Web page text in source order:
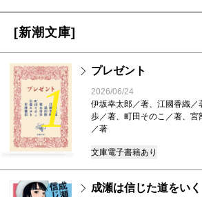
[新潮文庫]
1
プレゼント
2026/06/24
伊坂幸太郎／著、江國香織
歩／著、町田そのこ／著、
／著
文庫電子書籍あり
成瀬は信じた道をいく